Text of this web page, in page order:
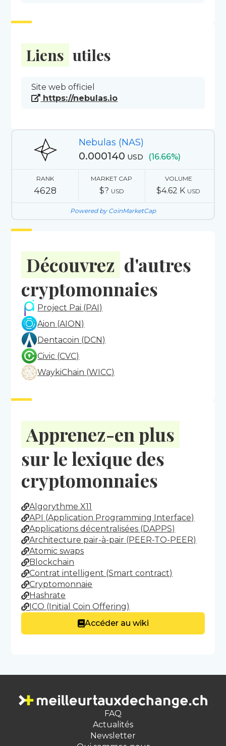
Liens utiles
Site web officiel
https://nebulas.io
Nebulas (NAS)
0.000140 USD (16.66%)
RANK
4628
MARKET CAP
$? USD
VOLUME
$4.62 K USD
Powered by CoinMarketCap
Découvrez d'autres
cryptomonnaies
Project Pai (PAI)
Aion (AION)
Dentacoin (DCN)
Civic (CVC)
WaykiChain (WICC)
Apprenez-en plus
sur le lexique des
cryptomonnaies
Algorythme X11
API (Application Programming Interface)
Applications décentralisées (DAPPS)
Architecture pair-à-pair (PEER-TO-PEER)
Atomic swaps
Blockchain
Contrat intelligent (Smart contract)
Cryptomonnaie
Hashrate
ICO (Initial Coin Offering)
Accéder au wiki
FAQ
Actualités
Newsletter